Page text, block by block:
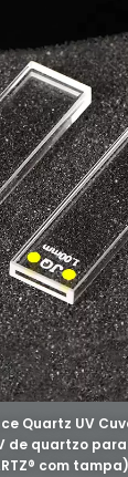
Quartz UV
de quartzo
com tampa)